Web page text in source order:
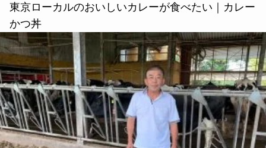
東京ローカルのおいしいカレーが食べたい｜カレー
かつ丼